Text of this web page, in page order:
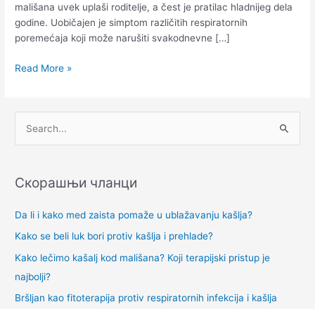
mališana uvek uplaši roditelje, a čest je pratilac hladnijeg dela
godine. Uobičajen je simptom različitih respiratornih
poremećaja koji može narušiti svakodnevne […]
Read More »
т
а
з
а
Скорашњи чланци
Da li i kako med zaista pomaže u ublažavanju kašlja?
Kako se beli luk bori protiv kašlja i prehlade?
Kako lečimo kašalj kod mališana? Koji terapijski pristup je
najbolji?
Bršljan kao fitoterapija protiv respiratornih infekcija i kašlja